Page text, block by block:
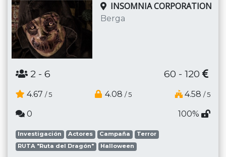
INSOMNIA CORPORATION
Berga
2 - 6 60 - 120
4.67 / 5 4.08 / 5 4.58 / 5
0 100%
Investigación Actores Campaña
Terror
RUTA "Ruta del Dragón"
Halloween